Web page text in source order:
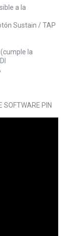
a la
Sustain / TAP
la
SOFTWARE PIN